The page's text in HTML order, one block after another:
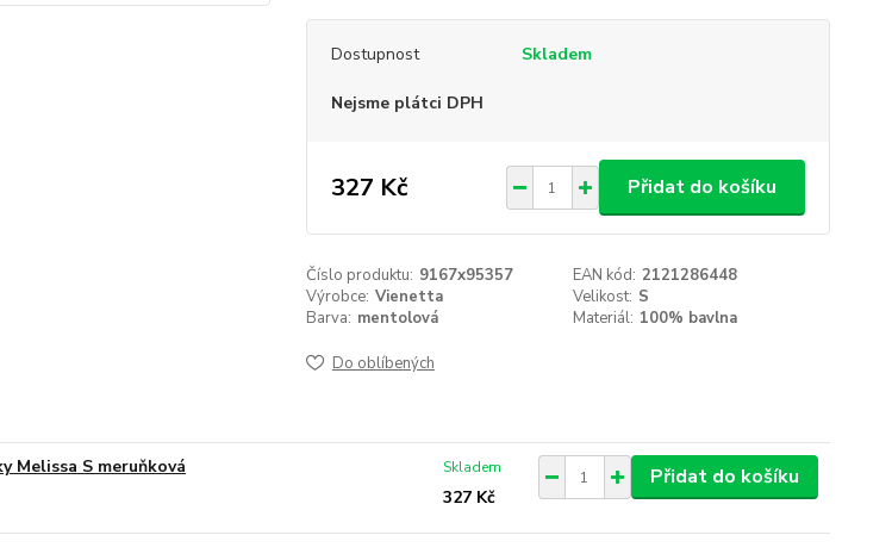
Dostupnost Skladem
Nejsme plátci DPH
327 Kč Přidat do košíku
Číslo produktu: 9167x95357 EAN kód: 2121286448
Výrobce: Vienetta Velikost: S
Barva: mentolová Materiál: 100% bavlna
Do oblíbených
Melissa S meruňková
327 Kč
Skladem Přidat do košíku